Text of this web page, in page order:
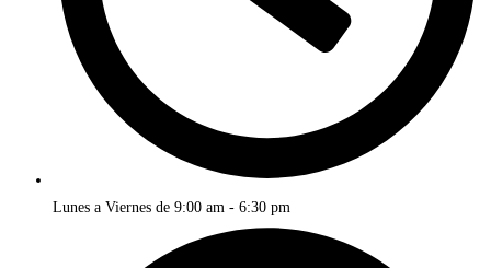
Lunes a Viernes de 9:00 am - 6:30 pm